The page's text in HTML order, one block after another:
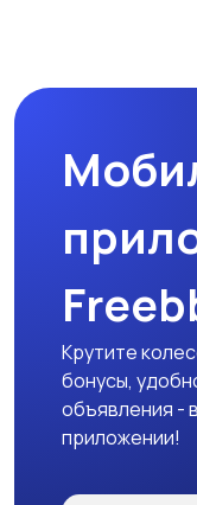
Крутите
бонусы,
объявления -
приложении!